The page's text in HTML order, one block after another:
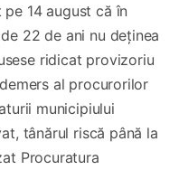
14 august că în
22 de ani nu deținea
ridicat provizoriu
al procurorilor
municipiului
tânărul riscă până la
Procuratura